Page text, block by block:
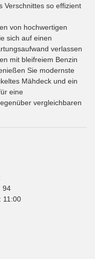
Verschnittes so effizient
von hochwertigen
sich auf einen
verlassen
mit bleifreiem Benzin
Sie modernste
Mähdeck und ein
eine
vergleichbaren
94
11:00